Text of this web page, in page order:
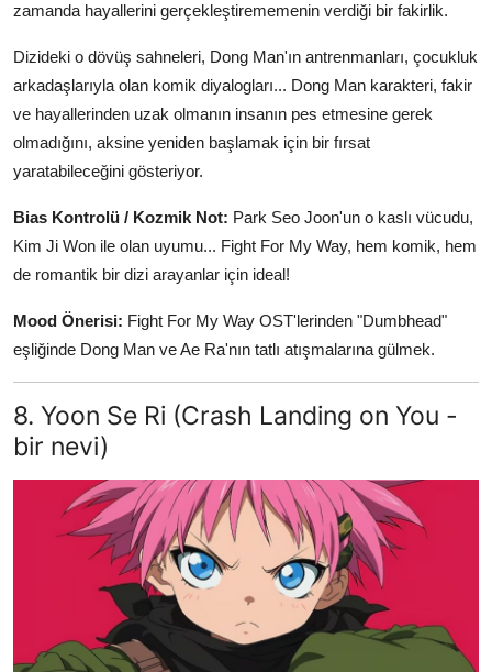
zamanda hayallerini gerçekleştirememenin verdiği bir fakirlik.
Dizideki o dövüş sahneleri, Dong Man'ın antrenmanları, çocukluk
arkadaşlarıyla olan komik diyalogları... Dong Man karakteri, fakir
ve hayallerinden uzak olmanın insanın pes etmesine gerek
olmadığını, aksine yeniden başlamak için bir fırsat
yaratabileceğini gösteriyor.
Bias Kontrolü / Kozmik Not: Park Seo Joon'un o kaslı vücudu,
Kim Ji Won ile olan uyumu... Fight For My Way, hem komik, hem
de romantik bir dizi arayanlar için ideal!
Mood Önerisi: Fight For My Way OST'lerinden "Dumbhead"
eşliğinde Dong Man ve Ae Ra'nın tatlı atışmalarına gülmek.
8. Yoon Se Ri (Crash Landing on You -
bir nevi)